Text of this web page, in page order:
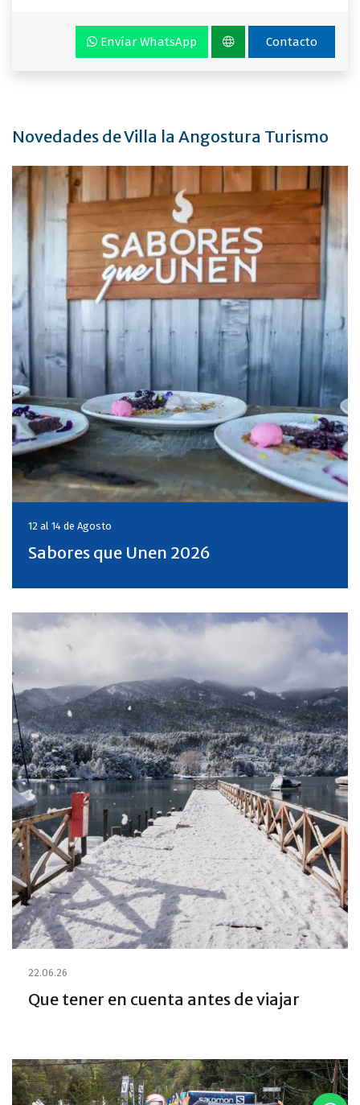
Envíar WhatsApp Contacto
Novedades de Villa la Angostura Turismo
12 al 14 de Agosto
Sabores que Unen 2026
22.06.26
Que tener en cuenta antes de viajar